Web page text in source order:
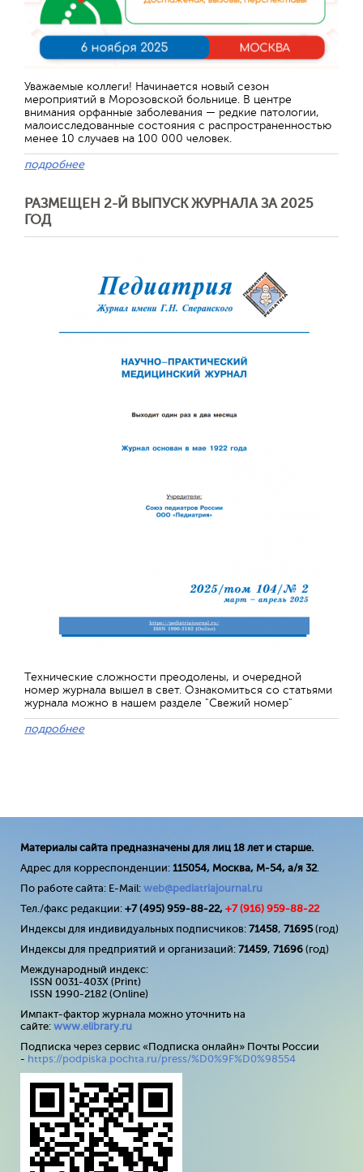
Уважаемые коллеги! Начинается новый сезон
мероприятий в Морозовской больнице. В центре
внимания орфанные заболевания — редкие патологии,
малоисследованные состояния с распространенностью
менее 10 случаев на 100 000 человек.
подробнее
РАЗМЕЩЕН 2-Й ВЫПУСК ЖУРНАЛА ЗА 2025
ГОД
Технические сложности преодолены, и очередной
номер журнала вышел в свет. Ознакомиться со статьями
журнала можно в нашем разделе "Свежий номер"
подробнее
Материалы сайта предназначены для лиц 18 лет и старше.
Адрес для корреспонденции: 115054, Москва, М-54, а/я 32.
По работе сайта: E-Mail: web@pediatriajournal.ru
Тел./факс редакции: +7 (495) 959-88-22, +7 (916) 959-88-22
Индексы для индивидуальных подписчиков: 71458, 71695(год)
Индексы для предприятий и организаций: 71459, 71696 (год)
Международный индекс:
ISSN 0031-403X (Print)
ISSN 1990-2182 (Online)
Импакт-фактор журнала можно уточнить на
сайте: www.elibrary.ru
Подписка через сервис «Подписка онлайн» Почты России
- https://podpiska.pochta.ru/press/%D0%9F%D0%98554